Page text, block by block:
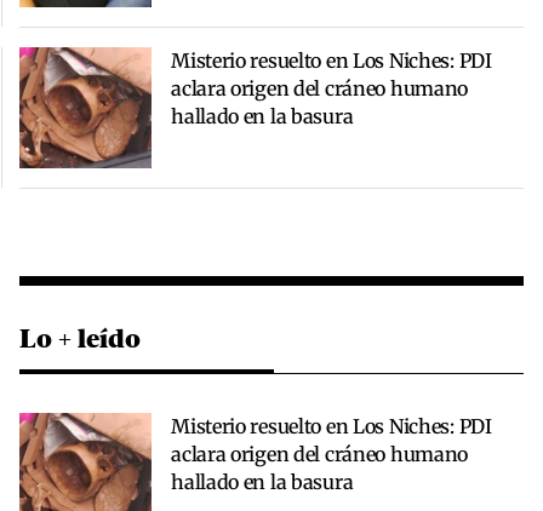
Misterio resuelto en Los Niches: PDI
aclara origen del cráneo humano
hallado en la basura
Lo + leído
Misterio resuelto en Los Niches: PDI
aclara origen del cráneo humano
hallado en la basura